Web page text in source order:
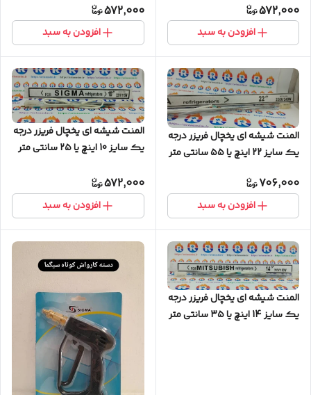
572,000
افزودن به سبد
572,000
افزودن به سبد
المنت شیشه ای یخچال فریزر درجه
یک سایز 22 اینچ یا ۵۵ سانتی متر
706,000
افزودن به سبد
المنت شیشه ای یخچال فریزر درجه
یک سایز 10 اینچ یا ۲۵ سانتی متر
572,000
افزودن به سبد
المنت شیشه ای یخچال فریزر درجه
یک سایز 14 اینچ یا ۳۵ سانتی متر